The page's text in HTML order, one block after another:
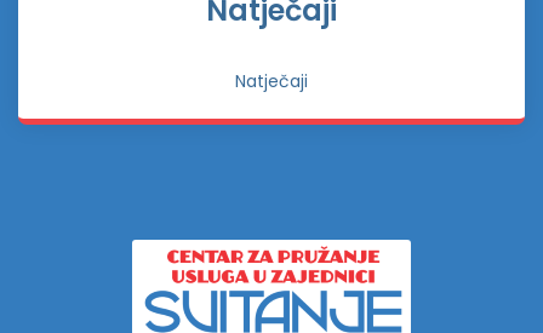
Natječaji
Natječaji